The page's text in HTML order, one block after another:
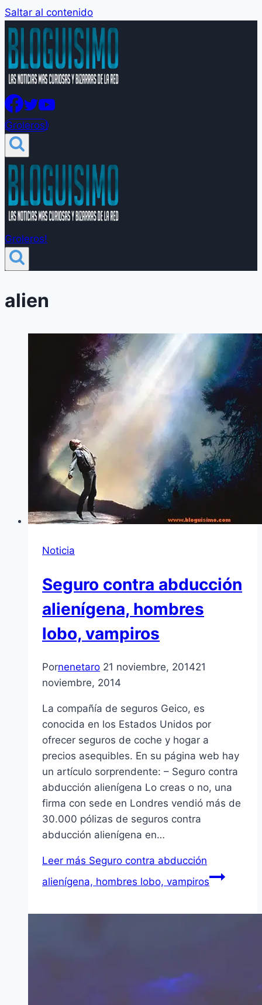
Saltar al contenido
Groleros!
Groleros!
alien
Noticia
Seguro contra abducción
alienígena, hombres
lobo, vampiros
Pornenetaro 21 noviembre, 201421
noviembre, 2014
La compañía de seguros Geico, es
conocida en los Estados Unidos por
ofrecer seguros de coche y hogar a
precios asequibles. En su página web hay
un artículo sorprendente: – Seguro contra
abducción alienígena Lo creas o no, una
firma con sede en Londres vendió más de
30.000 pólizas de seguros contra
abducción alienígena en…
Leer más Seguro contra abducción
alienígena, hombres lobo, vampiros